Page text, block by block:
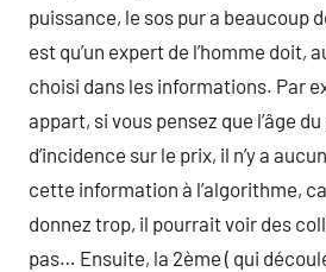
puissance, le sos pur a beaucoup
est qu’un expert de l’homme doit,
choisi dans les informations. Par
appart, si vous pensez que l’âge
d’incidence sur le prix, il n’y a
cette information à l’algorithme,
donnez trop, il pourrait voir des
pas… Ensuite, la 2ème ( qui